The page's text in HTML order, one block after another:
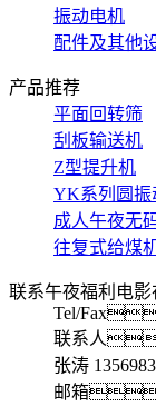
振动电机
配件及其他
产品推荐
平面回转筛
刮板输送机
Z型提升机
YK系列圆振
成人午夜无
往复式给煤
联系午夜福利电影
Tel/
联系人
张涛
邮箱